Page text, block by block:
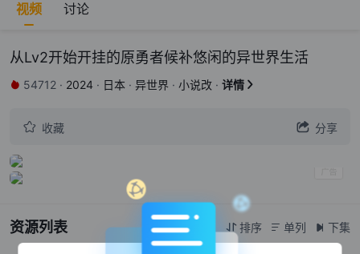
视频 讨论
从Lv2开始开挂的原勇者候补悠闲的异世界生活
 54712 · 2024 · 日本 · 异世界 · 小说改 · 详情 
 收藏  分享
资源列表  排序  单列  下集